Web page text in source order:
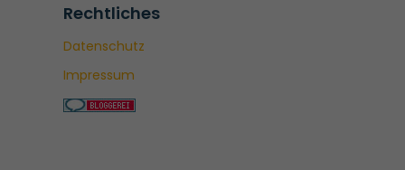
Rechtliches
Datenschutz
Impressum